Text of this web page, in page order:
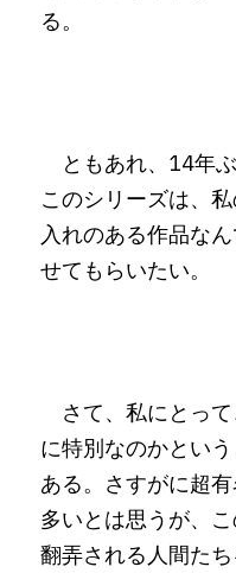
る。
ともあれ、14年ぶ
このシリーズは、
入れのある作品な
せてもらいたい。
さて、私にとっ
に特別なのかとい
ある。さすがに超
多いとは思うが、
翻弄される人間た